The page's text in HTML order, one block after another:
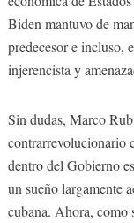
Biden mantuvo de
predecesor e incluso,
injerencista y
Sin dudas, Marco
contrarrevolucionario
dentro del Gobierno
un sueño largamente
cubana. Ahora, como